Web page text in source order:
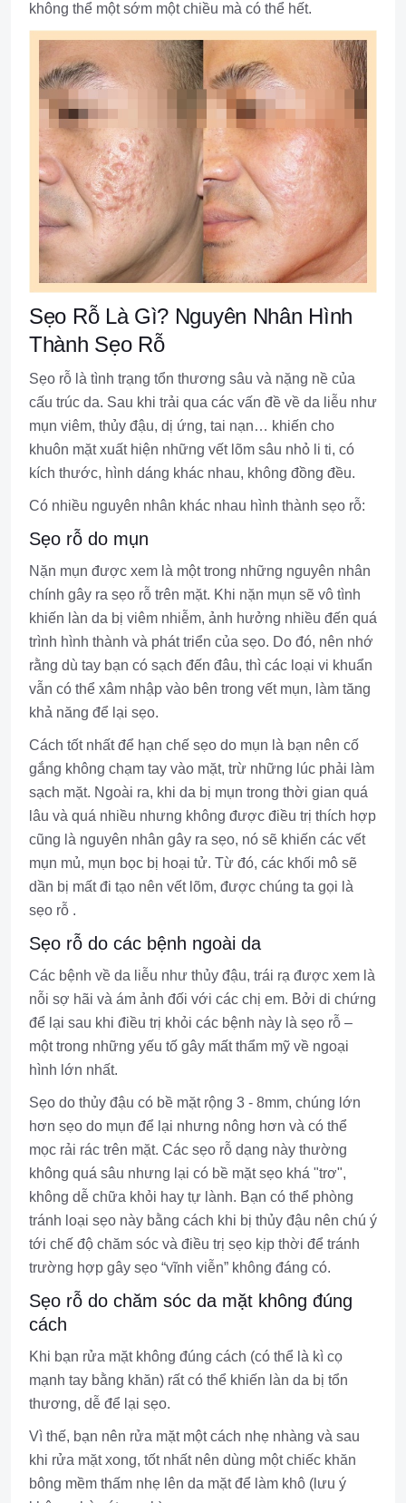
không thể một sớm một chiều mà có thể hết.
Sẹo Rỗ Là Gì? Nguyên Nhân Hình
Thành Sẹo Rỗ
Sẹo rỗ là tình trạng tổn thương sâu và nặng nề của
cấu trúc da. Sau khi trải qua các vấn đề về da liễu như
mụn viêm, thủy đậu, dị ứng, tai nạn… khiến cho
khuôn mặt xuất hiện những vết lõm sâu nhỏ li ti, có
kích thước, hình dáng khác nhau, không đồng đều.
Có nhiều nguyên nhân khác nhau hình thành sẹo rỗ:
Sẹo rỗ do mụn
Nặn mụn được xem là một trong những nguyên nhân
chính gây ra sẹo rỗ trên mặt. Khi nặn mụn sẽ vô tình
khiến làn da bị viêm nhiễm, ảnh hưởng nhiều đến quá
trình hình thành và phát triển của sẹo. Do đó, nên nhớ
rằng dù tay bạn có sạch đến đâu, thì các loại vi khuẩn
vẫn có thể xâm nhập vào bên trong vết mụn, làm tăng
khả năng để lại sẹo.
Cách tốt nhất để hạn chế sẹo do mụn là bạn nên cố
gắng không chạm tay vào mặt, trừ những lúc phải làm
sạch mặt. Ngoài ra, khi da bị mụn trong thời gian quá
lâu và quá nhiều nhưng không được điều trị thích hợp
cũng là nguyên nhân gây ra sẹo, nó sẽ khiến các vết
mụn mủ, mụn bọc bị hoại tử. Từ đó, các khối mô sẽ
dần bị mất đi tạo nên vết lõm, được chúng ta gọi là
sẹo rỗ .
Sẹo rỗ do các bệnh ngoài da
Các bệnh về da liễu như thủy đậu, trái rạ được xem là
nỗi sợ hãi và ám ảnh đối với các chị em. Bởi di chứng
để lại sau khi điều trị khỏi các bệnh này là sẹo rỗ –
một trong những yếu tố gây mất thẩm mỹ về ngoại
hình lớn nhất.
Sẹo do thủy đậu có bề mặt rộng 3 - 8mm, chúng lớn
hơn sẹo do mụn để lại nhưng nông hơn và có thể
mọc rải rác trên mặt. Các sẹo rỗ dạng này thường
không quá sâu nhưng lại có bề mặt sẹo khá "trơ",
không dễ chữa khỏi hay tự lành. Bạn có thể phòng
tránh loại sẹo này bằng cách khi bị thủy đậu nên chú ý
tới chế độ chăm sóc và điều trị sẹo kịp thời để tránh
trường hợp gây sẹo “vĩnh viễn” không đáng có.
Sẹo rỗ do chăm sóc da mặt không đúng
cách
Khi bạn rửa mặt không đúng cách (có thể là kì cọ
mạnh tay bằng khăn) rất có thể khiến làn da bị tổn
thương, dễ để lại sẹo.
Vì thế, bạn nên rửa mặt một cách nhẹ nhàng và sau
khi rửa mặt xong, tốt nhất nên dùng một chiếc khăn
bông mềm thấm nhẹ lên da mặt để làm khô (lưu ý